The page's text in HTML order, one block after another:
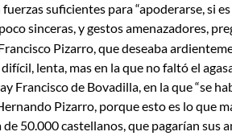
suficientes para “apoderarse, si
sinceras, y gestos amenazadores,
Pizarro, que deseaba
lenta, mas en la que no faltó el
Francisco de Bovadilla, en la que “se
Pizarro, porque esto es lo que
50.000 castellanos, que pagarían sus